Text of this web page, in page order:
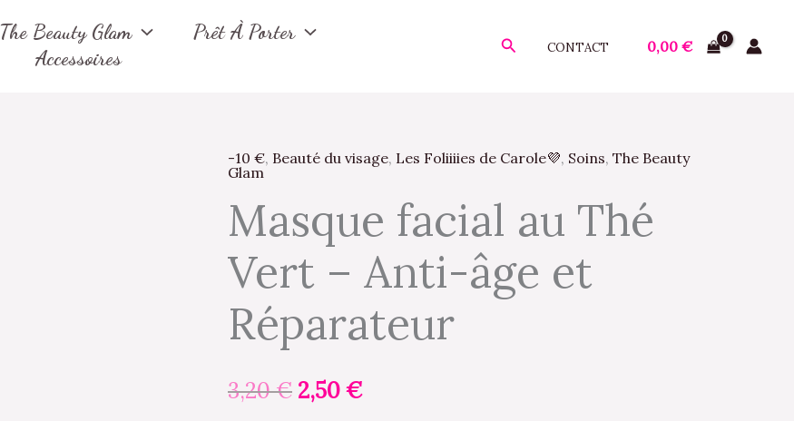
The Beauty Glam
Prêt À Porter
Accessoires
Rechercher
CONTACT 0,00 €
-10 €, Beauté du visage, Les Foliiiies de Carole💜, Soins, The Beauty
Glam
Masque facial au Thé
Vert – Anti-âge et
Réparateur
3,20€
Le
prix
initial
était :
3,20 €.
2,50€
Le
prix
actuel
est :
2,50 €.
quantité
Masque
facial
au
Thé
Vert
âge